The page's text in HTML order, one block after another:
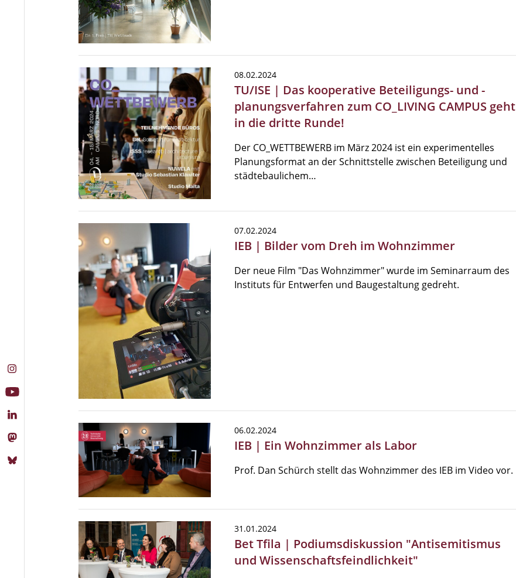
08.02.2024
TU/ISE | Das kooperative Beteiligungs- und -
planungsverfahren zum CO_LIVING CAMPUS geht
in die dritte Runde!
Der CO_WETTBEWERB im März 2024 ist ein experimentelles
Planungsformat an der Schnittstelle zwischen Beteiligung und
städtebaulichem…
07.02.2024
IEB | Bilder vom Dreh im Wohnzimmer
Der neue Film "Das Wohnzimmer" wurde im Seminarraum des
Instituts für Entwerfen und Baugestaltung gedreht.
06.02.2024
IEB | Ein Wohnzimmer als Labor
Prof. Dan Schürch stellt das Wohnzimmer des IEB im Video vor.
31.01.2024
Bet Tfila | Podiumsdiskussion "Antisemitismus
und Wissenschaftsfeindlichkeit"